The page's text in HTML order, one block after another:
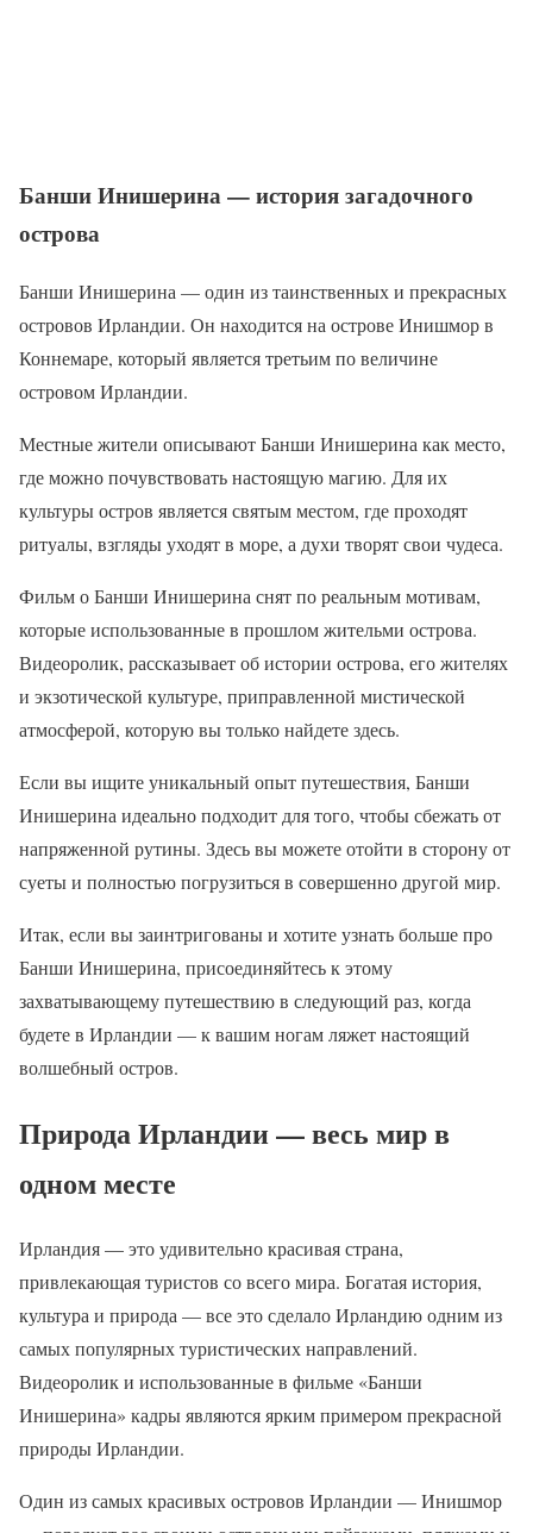
Банши Инишерина — история загадочного
острова
Банши Инишерина — один из таинственных и прекрасных
островов Ирландии. Он находится на острове Инишмор в
Коннемаре, который является третьим по величине
островом Ирландии.
Местные жители описывают Банши Инишерина как место,
где можно почувствовать настоящую магию. Для их
культуры остров является святым местом, где проходят
ритуалы, взгляды уходят в море, а духи творят свои чудеса.
Фильм о Банши Инишерина снят по реальным мотивам,
которые использованные в прошлом жительми острова.
Видеоролик, рассказывает об истории острова, его жителях
и экзотической культуре, приправленной мистической
атмосферой, которую вы только найдете здесь.
Если вы ищите уникальный опыт путешествия, Банши
Инишерина идеально подходит для того, чтобы сбежать от
напряженной рутины. Здесь вы можете отойти в сторону от
суеты и полностью погрузиться в совершенно другой мир.
Итак, если вы заинтригованы и хотите узнать больше про
Банши Инишерина, присоединяйтесь к этому
захватывающему путешествию в следующий раз, когда
будете в Ирландии — к вашим ногам ляжет настоящий
волшебный остров.
Природа Ирландии — весь мир в
одном месте
Ирландия — это удивительно красивая страна,
привлекающая туристов со всего мира. Богатая история,
культура и природа — все это сделало Ирландию одним из
самых популярных туристических направлений.
Видеоролик и использованные в фильме «Банши
Инишерина» кадры являются ярким примером прекрасной
природы Ирландии.
Один из самых красивых островов Ирландии — Инишмор